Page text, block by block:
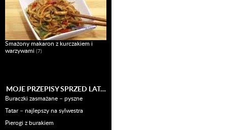
Smażony makaron z kurczakiem i
warzywami (7)
MOJE PRZEPISY SPRZED LAT…
Buraczki zasmażane – pyszne
Tatar – najlepszy na sylwestra
Pierogi z burakiem